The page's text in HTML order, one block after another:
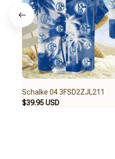
Schalke 04 3FSD2ZJL211
$39.95 USD